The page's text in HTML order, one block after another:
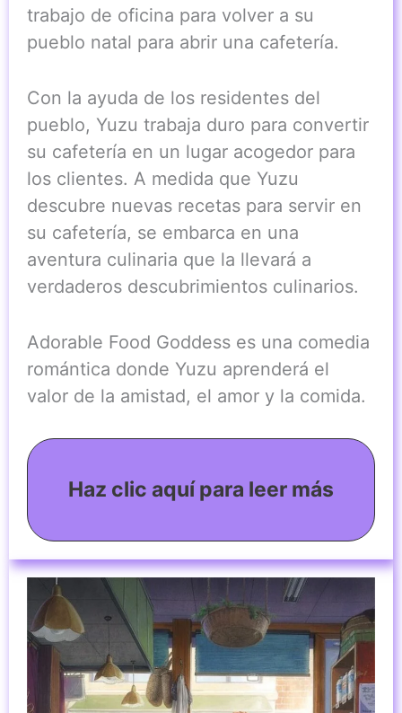
trabajo de oficina para volver a su
pueblo natal para abrir una cafetería.
Con la ayuda de los residentes del
pueblo, Yuzu trabaja duro para convertir
su cafetería en un lugar acogedor para
los clientes. A medida que Yuzu
descubre nuevas recetas para servir en
su cafetería, se embarca en una
aventura culinaria que la llevará a
verdaderos descubrimientos culinarios.
Adorable Food Goddess es una comedia
romántica donde Yuzu aprenderá el
valor de la amistad, el amor y la comida.
Haz clic aquí para leer más